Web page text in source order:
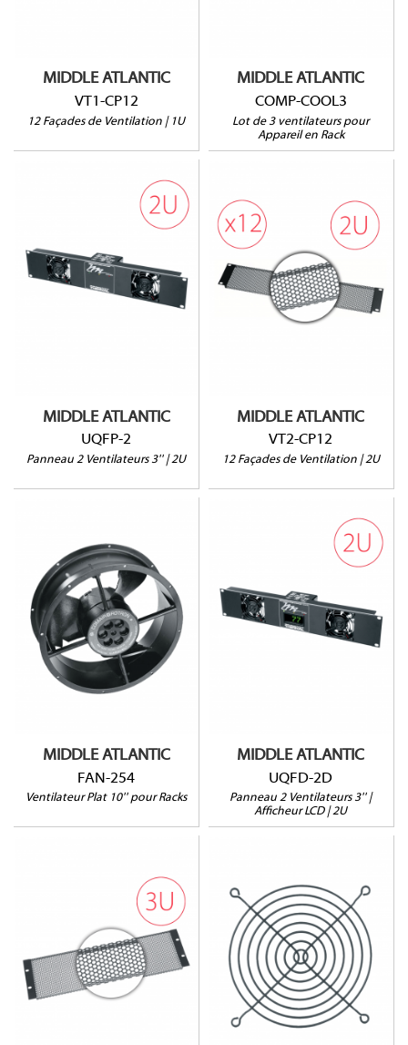
MIDDLE ATLANTIC
VT1-CP12
12 Façades de Ventilation | 1U
MIDDLE ATLANTIC
COMP-COOL3
Lot de 3 ventilateurs pour
Appareil en Rack
MIDDLE ATLANTIC
UQFP-2
Panneau 2 Ventilateurs 3'' | 2U
UQFP-2
MIDDLE ATLANTIC
VT2-CP12
12 Façades de Ventilation | 2U
VT2-CP12
Lot de 12 unités
MIDDLE ATLANTIC
FAN-254
Ventilateur Plat 10'' pour Racks
FAN-254
MIDDLE ATLANTIC
UQFD-2D
Panneau 2 Ventilateurs 3'' |
Afficheur LCD | 2U
VT3
Ouverture à 64%
GUARD-119